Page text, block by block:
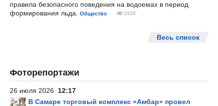
правила безопасного поведения на водоемах в период
формирования льда.
Общество 2828
Весь список
Фоторепортажи
26 июля 2026 12:17
В Самаре торговый комплекс «Амбар» провел